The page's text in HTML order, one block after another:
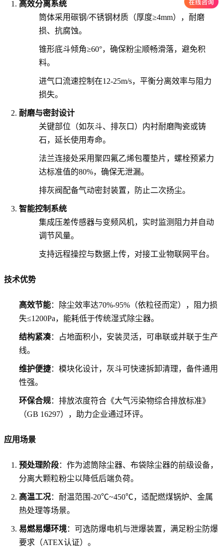
高效分离系统
筒体采用碳钢/不锈钢材质（厚度≥4mm），耐磨
损、抗腐蚀。
锥形底斗倾角≥60°，确保粉尘顺畅滑落，避免积
料。
进气口流速控制在12-25m/s，平衡分离效率与阻力
损失。
耐磨与密封设计
关键部位（如灰斗、排灰口）内衬耐磨陶瓷或铸
石，延长使用寿命。
法兰连接处采用聚四氟乙烯包覆垫片，螺栓预紧力
达标准值的80%，确保无泄漏。
排灰阀配备气动密封装置，防止二次扬尘。
智能控制系统
集成压差传感器与变频风机，实时监测阻力并自动
调节风量。
支持远程操控与数据上传，对接工业物联网平台。
技术优势
高效节能：除尘效率达70%-95%（依粒径而定），阻力损
失≤1200Pa，能耗低于传统湿式除尘器。
结构紧凑：占地面积小，安装灵活，可串联或并联于生产
线。
维护便捷：模块化设计，灰斗可快速拆卸清理，备件通用
性强。
环保合规：排放浓度符合《大气污染物综合排放标准》
（GB 16297），助力企业通过环评。
应用场景
预处理阶段：作为滤筒除尘器、布袋除尘器的前级设备，
分离大颗粒粉尘以降低后端负荷。
高温工况：耐温范围-20℃~450℃，适配燃煤锅炉、金属
热处理等场景。
易燃易爆环境：可选防爆电机与泄爆装置，满足粉尘防爆
要求（ATEX认证）。